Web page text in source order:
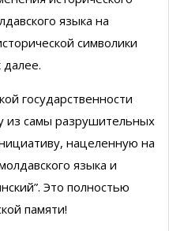
языка на
символики
государственности
из самы разрушительных
нацеленную на
языка и
Это полностью
памяти!